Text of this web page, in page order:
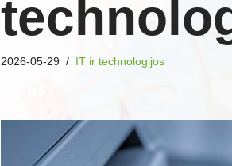
2026-05-29 IT ir technologijos